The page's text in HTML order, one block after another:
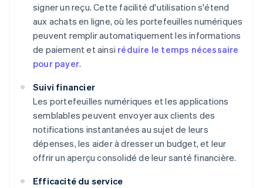
signer un reçu. Cette facilité d'utilisation s'étend
aux achats en ligne, où les portefeuilles numériques
peuvent remplir automatiquement les informations
de paiement et ainsi réduire le temps nécessaire
pour payer.
Suivi financier
Les portefeuilles numériques et les applications
semblables peuvent envoyer aux clients des
notifications instantanées au sujet de leurs
dépenses, les aider à dresser un budget, et leur
offrir un aperçu consolidé de leur santé financière.
Efficacité du service